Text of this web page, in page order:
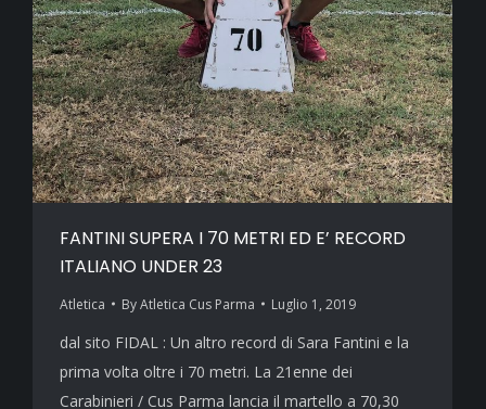
FANTINI SUPERA I 70 METRI ED E’ RECORD
ITALIANO UNDER 23
Atletica ByAtletica Cus Parma Luglio 1, 2019
dal sito FIDAL : Un altro record di Sara Fantini e la
prima volta oltre i 70 metri. La 21enne dei
Carabinieri / Cus Parma lancia il martello a 70,30